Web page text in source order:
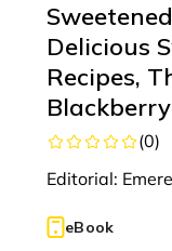
Delicious
Recipes,
(0)
Editorial:
eBook